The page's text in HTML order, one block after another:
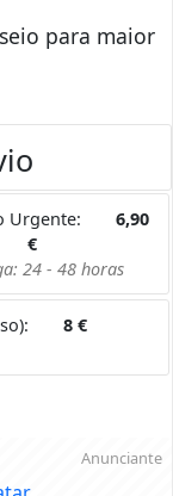
para maior
Urgente:
6,90
€
24 - 48 horas
8 €
Anunciante